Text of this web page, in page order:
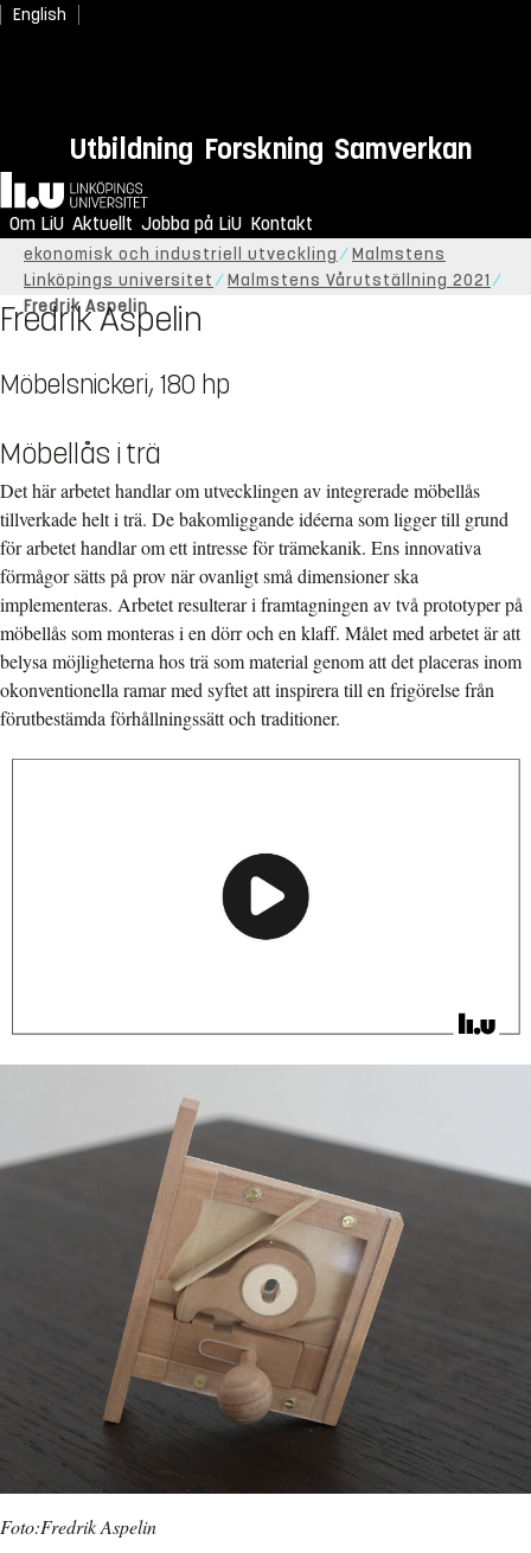
English
Utbildning Forskning Samverkan
Hem
Om LiU Aktuellt Jobba på LiU Kontakt
Start Om LiU Organisation
Institutionen för
ekonomisk och industriell utveckling
Malmstens
Linköpings universitet
Malmstens Vårutställning 2021
Fredrik Aspelin
Fredrik Aspelin
Möbelsnickeri, 180 hp
Möbellås i trä
Det här arbetet handlar om utvecklingen av integrerade möbellås
tillverkade helt i trä. De bakomliggande idéerna som ligger till grund
för arbetet handlar om ett intresse för trämekanik. Ens innovativa
förmågor sätts på prov när ovanligt små dimensioner ska
implementeras. Arbetet resulterar i framtagningen av två prototyper på
möbellås som monteras i en dörr och en klaff. Målet med arbetet är att
belysa möjligheterna hos trä som material genom att det placeras inom
okonventionella ramar med syftet att inspirera till en frigörelse från
förutbestämda förhållningssätt och traditioner.
Foto:Fredrik Aspelin